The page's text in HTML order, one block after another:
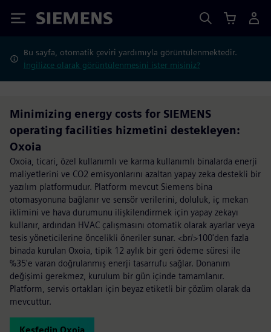
Siemens
Bu sayfa, otomatik çeviri yardımıyla görüntülenmektedir.
İngilizce olarak görüntülenmesini ister misiniz?
Minimizing energy costs for SIEMENS
operating facilities hizmetini destekleyen:
Oxoia
Oxoia, ticari, özel kullanımlı ve karma kullanımlı binalarda enerji
maliyetlerini ve CO2 emisyonlarını azaltan yapay zeka destekli bir
yazılım platformudur. Platform mevcut Siemens bina
otomasyonuna bağlanır ve sensör verilerini, doluluk, iç mekan
iklimini ve hava durumunu ilişkilendirmek için yapay zekayı
kullanır, ardından HVAC çalışmasını otomatik olarak ayarlar veya
tesis yöneticilerine öncelikli öneriler sunar. <br/>100'den fazla
binada kurulan Oxoia, tipik 12 aylık bir geri ödeme süresi ile
%35'e varan doğrulanmış enerji tasarrufu sağlar. Donanım
değişimi gerekmez, kurulum bir gün içinde tamamlanır.
Platform, servis ortakları için beyaz etiketli bir çözüm olarak da
mevcuttur.
Keşfedin Oxoia